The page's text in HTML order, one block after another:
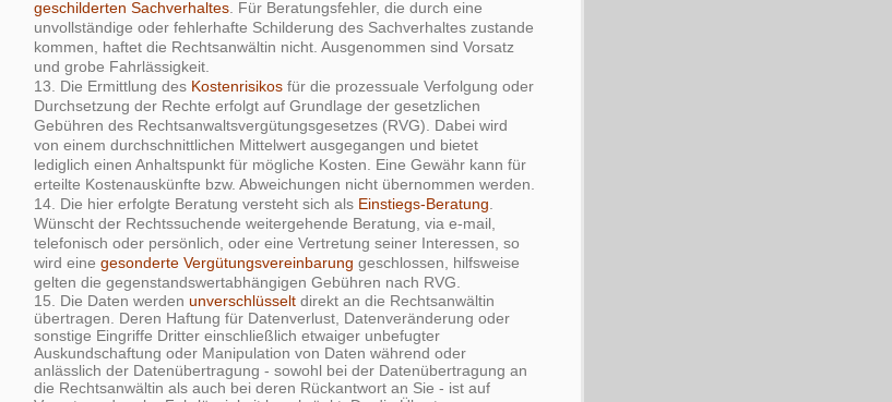
geschilderten Sachverhaltes . Für Beratungsfehler, die durch eine
unvollständige oder fehlerhafte Schilderung des Sachverhaltes zustande
kommen, haftet die Rechtsanwältin nicht. Ausgenommen sind Vorsatz
und grobe Fahrlässigkeit.
13. Die Ermittlung des Kostenrisikos für die prozessuale Verfolgung oder
Durchsetzung der Rechte erfolgt auf Grundlage der gesetzlichen
Gebühren des Rechtsanwaltsvergütungsgesetzes (RVG). Dabei wird
von einem durchschnittlichen Mittelwert ausgegangen und bietet
lediglich einen Anhaltspunkt für mögliche Kosten. Eine Gewähr kann für
erteilte Kostenauskünfte bzw. Abweichungen nicht übernommen werden.
14. Die hier erfolgte Beratung versteht sich als Einstiegs-Beratung
Wünscht der Rechtssuchende weitergehende Beratung, via e-mail,
telefonisch oder persönlich, oder eine Vertretung seiner Interessen, so
wird einegesonderte Vergütungsvereinbarung geschlossen, hilfsweise
gelten die gegenstandswertabhängigen Gebühren nach RVG.
15. Die Daten werdenunverschlüsselt direkt an die Rechtsanwältin
übertragen. Deren Haftung für Datenverlust, Datenveränderung oder
sonstige Eingriffe Dritter einschließlich etwaiger unbefugter
Auskundschaftung oder Manipulation von Daten während oder
anlässlich der Datenübertragung - sowohl bei der Datenübertragung an
die Rechtsanwältin als auch bei deren Rückantwort an Sie - ist auf